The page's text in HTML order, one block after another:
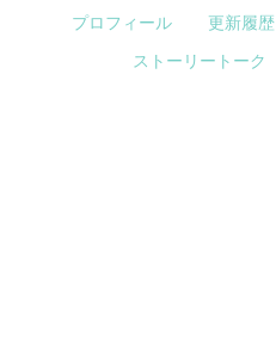
プロフィール 更新履歴
ストーリートーク